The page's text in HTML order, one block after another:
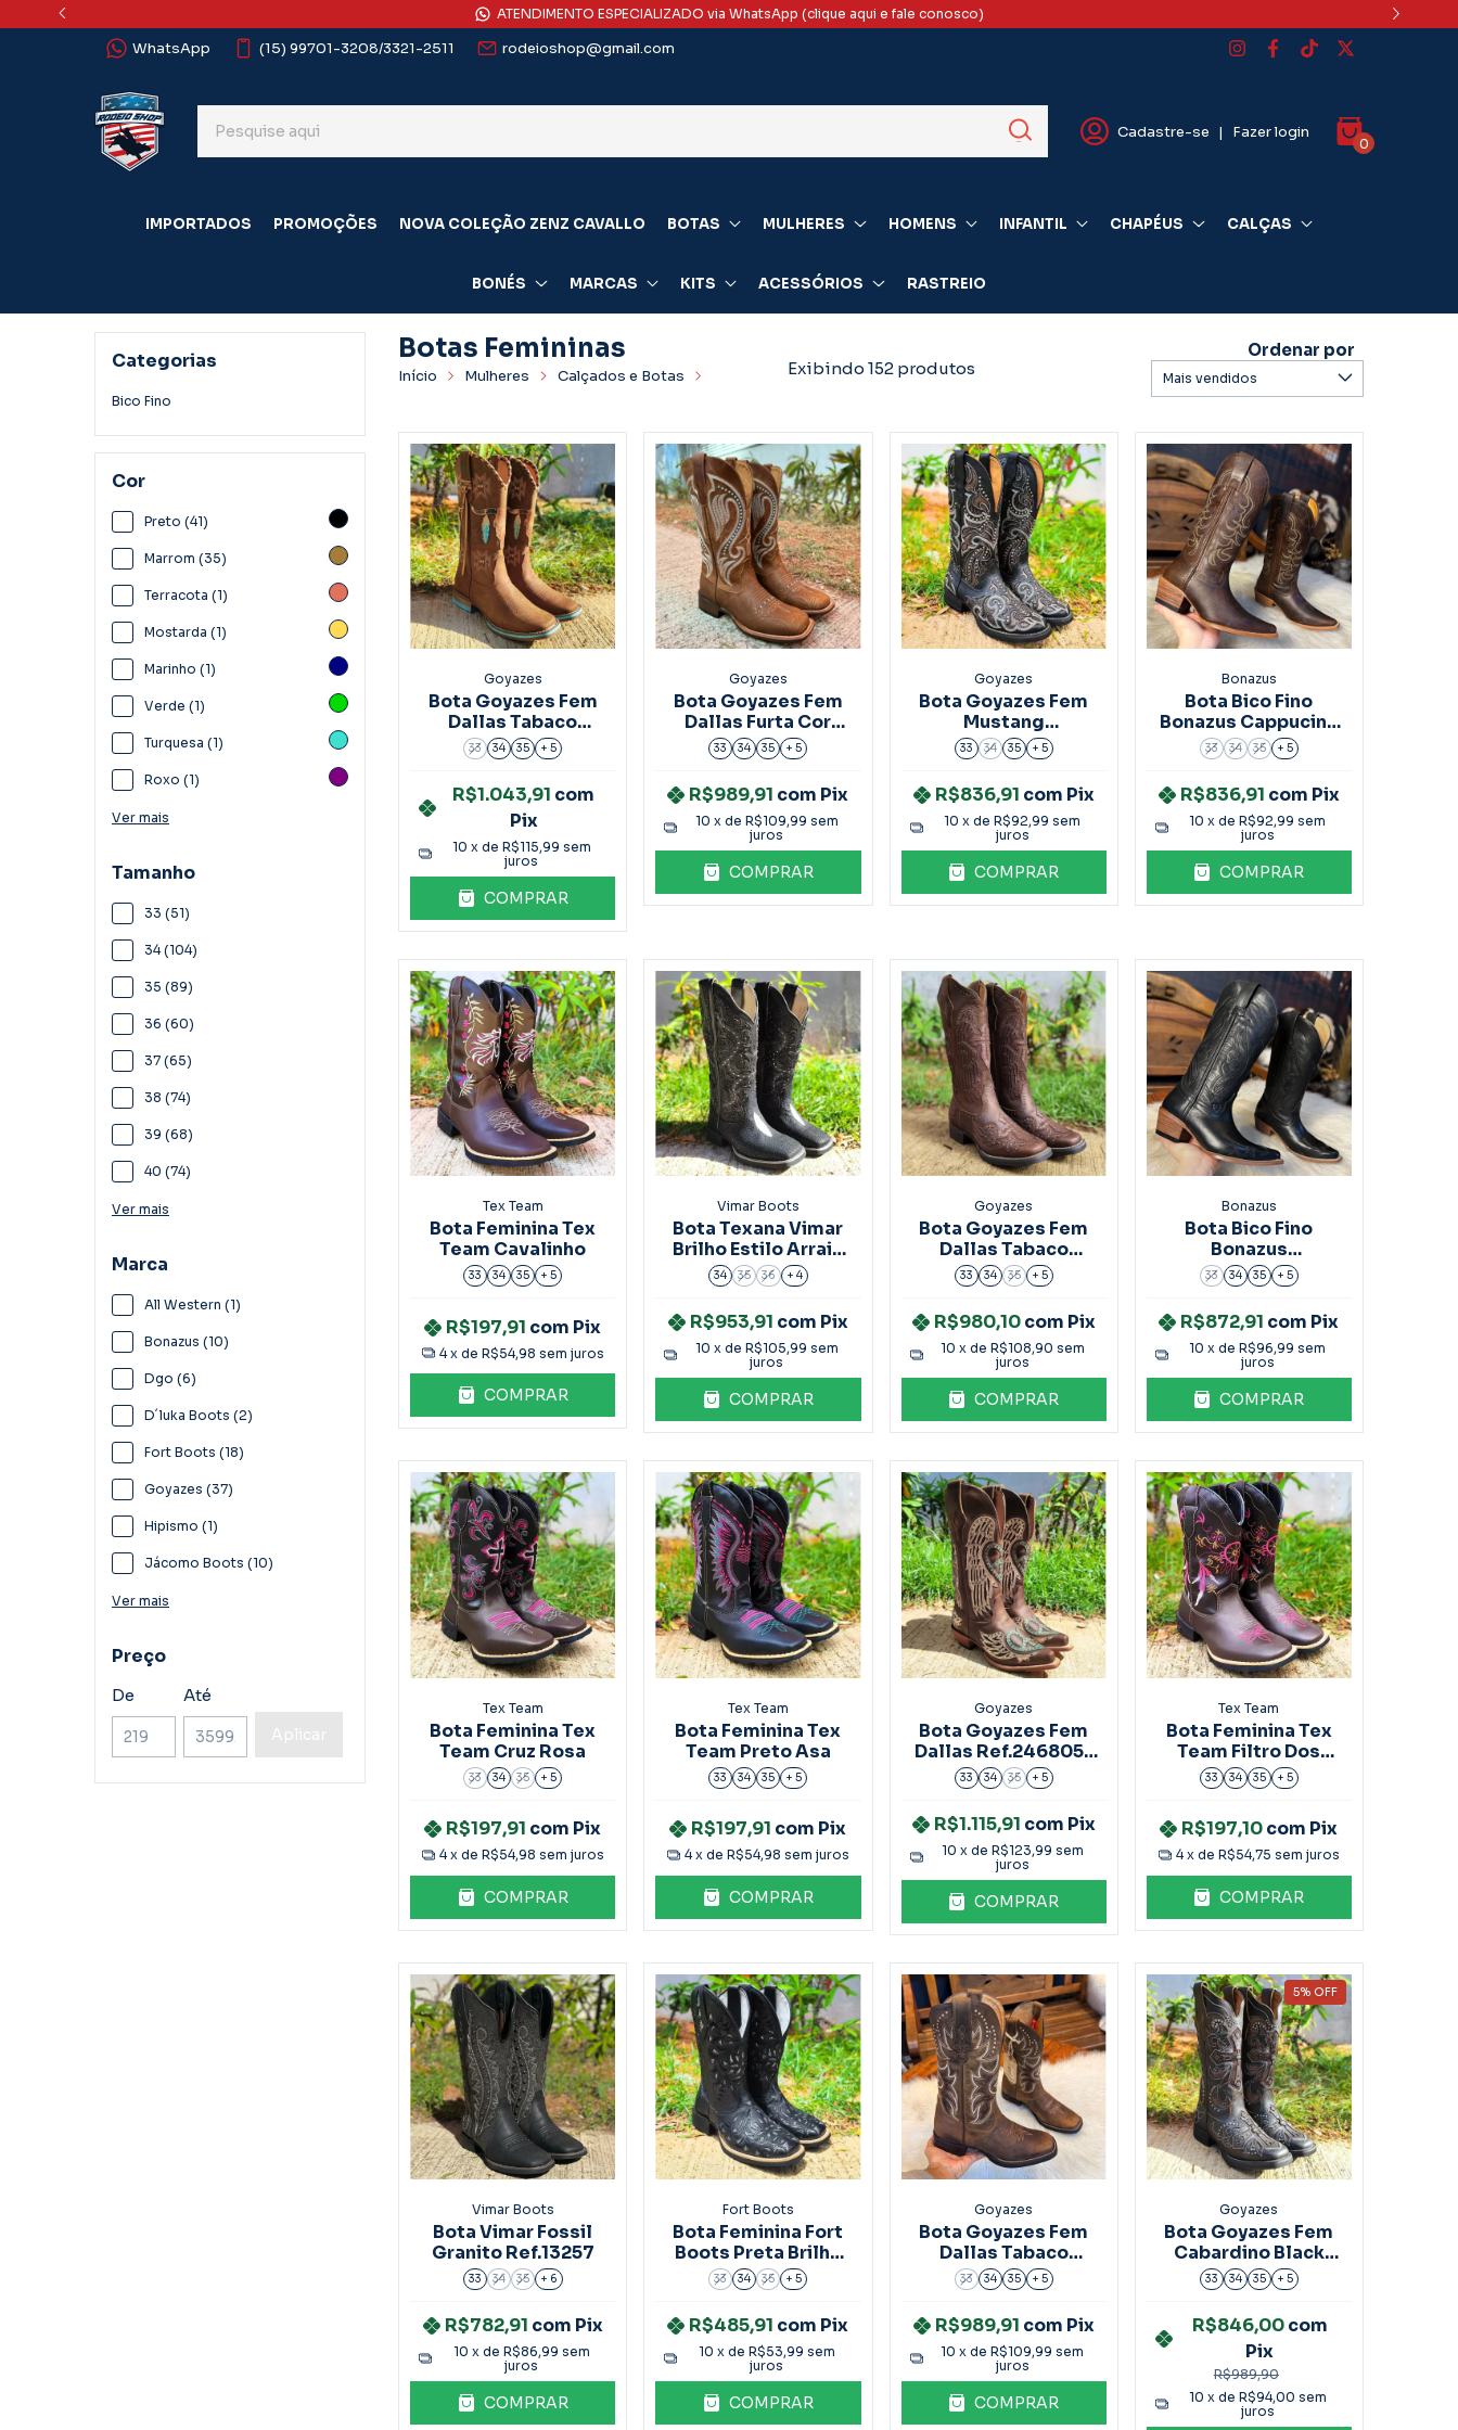
ATENDIMENTO ESPECIALIZADO via WhatsApp (clique aqui e fale conosco)
WhatsApp (15) 99701-3208/3321-2511 rodeioshop@gmail.com
Cadastre-se | Fazer login
0
IMPORTADOS PROMOÇÕES NOVA COLEÇÃO ZENZ CAVALLO BOTAS MULHERES HOMENS INFANTIL CHAPÉUS CALÇAS
BONÉS MARCAS KITS ACESSÓRIOS RASTREIO
Categorias
Bico Fino
Cor
Preto (41)
Marrom (35)
Terracota (1)
Mostarda (1)
Marinho (1)
Verde (1)
Turquesa (1)
Roxo (1)
Ver mais
Tamanho
33 (51)
34 (104)
35 (89)
36 (60)
37 (65)
38 (74)
39 (68)
40 (74)
Ver mais
Marca
All Western (1)
Bonazus (10)
Dgo (6)
D´luka Boots (2)
Fort Boots (18)
Goyazes (37)
Hipismo (1)
Jácomo Boots (10)
Ver mais
Preço
De Até
Aplicar
Botas Femininas
Início Mulheres
Calçados e Botas
Exibindo 152 produtos
Ordenar por
Goyazes
Bota Goyazes Fem
Dallas Tabaco
Ref:203260-cf
33 34 35 + 5
R$1.043,91 com
Pix
10 x de R$115,99 sem
juros
COMPRAR
Goyazes
Bota Goyazes Fem
Dallas Furta Cor
Ref:236406-CF
33 34 35 + 5
R$989,91 com Pix
10 x de R$109,99 sem
juros
COMPRAR
Goyazes
Bota Goyazes Fem
Mustang
Ref.233201-ck
33 34 35 + 5
R$836,91 com Pix
10 x deR$92,99 sem
juros
COMPRAR
Bonazus
Bota Bico Fino
Bonazus Cappucino
Ref.17204
33 34 35 + 5
R$836,91 com Pix
10 x deR$92,99 sem
juros
COMPRAR
Tex Team
Bota Feminina Tex
Team Cavalinho
33 34 35 + 5
R$197,91 com Pix
4 x de R$54,98 sem juros
COMPRAR
Vimar Boots
Bota Texana Vimar
Brilho Estilo Arraia
Preto Ref.13103
34 35 36 + 4
R$953,91 com Pix
10 x de R$105,99 sem
juros
COMPRAR
Goyazes
Bota Goyazes Fem
Dallas Tabaco
Ref.243202-CK
33 34 35 + 5
R$980,10com Pix
10 x de R$108,90 sem
juros
COMPRAR
Bonazus
Bota Bico Fino
Bonazus
Preto/Castanho
Ref.17204
33 34 35 + 5
R$872,91 com Pix
10 x deR$96,99 sem
juros
COMPRAR
Tex Team
Bota Feminina Tex
Team Cruz Rosa
33 34 35 + 5
R$197,91 com Pix
4 x de R$54,98 sem juros
COMPRAR
Tex Team
Bota Feminina Tex
Team Preto Asa
33 34 35 + 5
R$197,91 com Pix
4 x de R$54,98 sem juros
COMPRAR
Goyazes
Bota Goyazes Fem
Dallas Ref.246805-
CC
33 34 35 + 5
R$1.115,91 com Pix
10 x de R$123,99 sem
juros
COMPRAR
Tex Team
Bota Feminina Tex
Team Filtro Dos
Sonhos Rosa
33 34 35 + 5
R$197,10com Pix
4 x de R$54,75 sem juros
COMPRAR
Vimar Boots
Bota Vimar Fossil
Granito Ref.13257
33 34 35 + 6
R$782,91 com Pix
10 x de R$86,99 sem
juros
COMPRAR
Fort Boots
Bota Feminina Fort
Boots Preta Brilho
Prata Ref.309
33 34 35 + 5
R$485,91 com Pix
10 x de R$53,99 sem
juros
COMPRAR
Goyazes
Bota Goyazes Fem
Dallas Tabaco
Ref:243203-CK
33 34 35 + 5
R$989,91 com Pix
10 x deR$109,99 sem
juros
COMPRAR
5% OFF
Goyazes
Bota Goyazes Fem
Cabardino Black
Ref.213206-CK
33 34 35 + 5
R$989,90
R$846,00com
Pix
10 x de R$94,00 sem
juros